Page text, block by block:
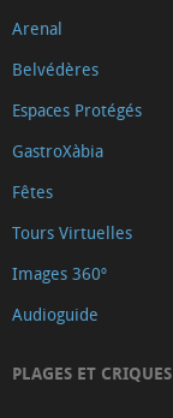
Arenal
Belvédères
Espaces Protégés
GastroXàbia
Fêtes
Tours Virtuelles
Images 360º
Audioguide
PLAGES ET CRIQUES